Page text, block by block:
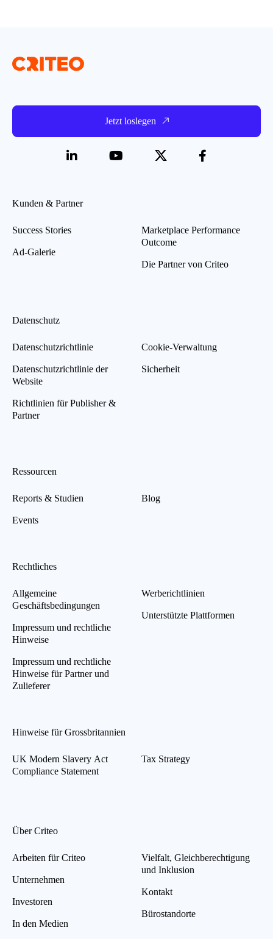
Jetzt loslegen
Kunden & Partner
Success Stories
Ad-Galerie
Marketplace Performance
Outcome
Die Partner von Criteo
Datenschutz
Datenschutzrichtlinie
Datenschutzrichtlinie der
Website
Richtlinien für Publisher &
Partner
Cookie-Verwaltung
Sicherheit
Ressourcen
Reports & Studien
Events
Blog
Rechtliches
Allgemeine
Geschäftsbedingungen
Impressum und rechtliche
Hinweise
Impressum und rechtliche
Hinweise für Partner und
Zulieferer
Werberichtlinien
Unterstützte Plattformen
Hinweise für Grossbritannien
UK Modern Slavery Act
Compliance Statement
Tax Strategy
Über Criteo
Arbeiten für Criteo
Unternehmen
Investoren
In den Medien
Vielfalt, Gleichberechtigung
und Inklusion
Kontakt
Bürostandorte